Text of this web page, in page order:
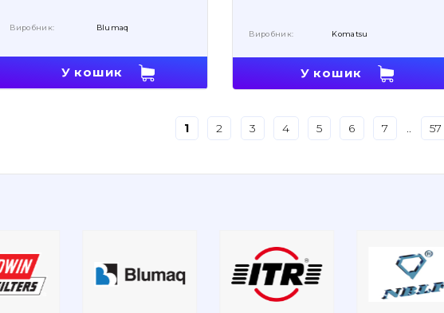
Виробник: Blumaq
У кошик
Виробник: Komatsu
У кошик
1 2 3 4 5 6 7 57